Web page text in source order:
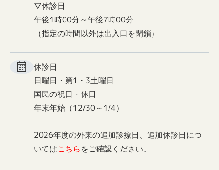
▽休診日
午後1時00分～午後7時00分
（指定の時間以外は出入口を閉鎖）
休診日
日曜日・第1・3土曜日
国民の祝日・休日
年末年始（12/30～1/4）
2026年度の外来の追加診療日、追加休診日につ
いてはこちらをご確認ください。